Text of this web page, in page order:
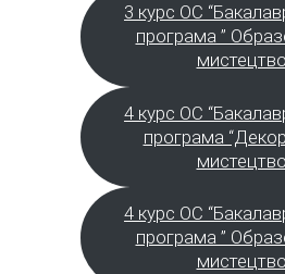
3 курс ОС
програма ”
4 курс ОС
програма
4 курс ОС
програма ”